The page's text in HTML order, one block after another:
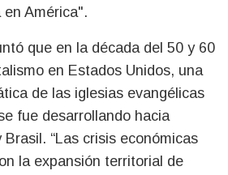
América".
que en la década del 50 y 60
en Estados Unidos, una
de las iglesias evangélicas
fue desarrollando hacia
“Las crisis económicas
la expansión territorial de